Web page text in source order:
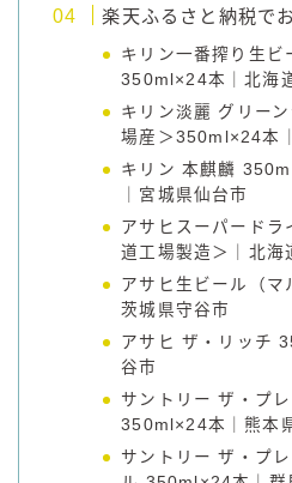
楽天ふるさと納税で
キリン一番搾り生ビ
350ml×24本｜北海
キリン淡麗 グリー
場産＞350ml×24本
キリン 本麒麟
｜宮城県仙台市
アサヒスーパード
道工場製造＞｜北海
アサヒ生ビール（マ
茨城県守谷市
アサヒ ザ・リッチ
谷市
サントリー ザ・プ
350ml×24本｜熊本
サントリー ザ・プ